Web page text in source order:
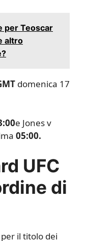
per Teoscar
altro
domenica 17
e Jones v
05:00.
UFC
di
per il titolo dei